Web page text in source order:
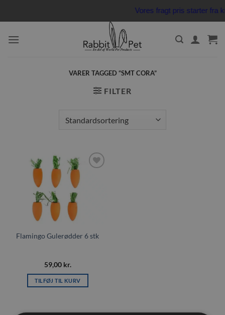
Vores fragt pris starter
VARER TAGGED “SMT CORA”
FILTER
ønskeliste
Flamingo Gulerødder 6 stk
59,00 kr.
TILFØJ TIL KURV